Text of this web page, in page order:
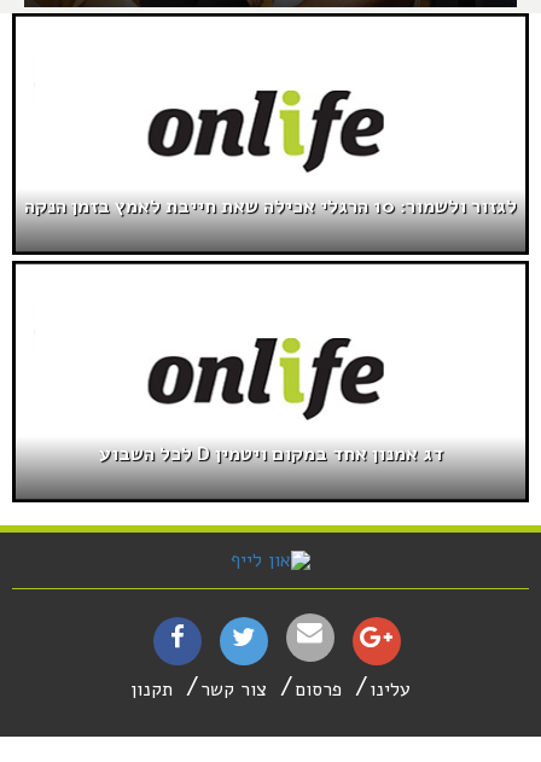
לגזור ולשמור: 10 הרגלי אכילה שאת חייבת לאמץ בזמן הנקה
דג אמנון אחד במקום ויטמין D לכל השבוע
עלינו פרסום צור קשר תקנון